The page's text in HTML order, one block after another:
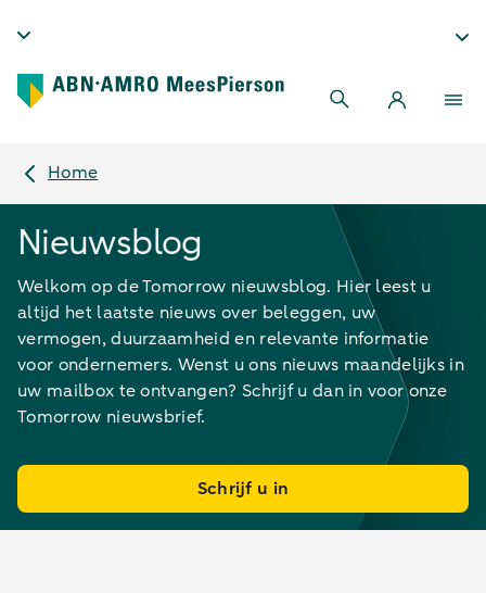
Home
Nieuwsblog
Welkom op de Tomorrow nieuwsblog. Hier leest u
altijd het laatste nieuws over beleggen, uw
vermogen, duurzaamheid en relevante informatie
voor ondernemers. Wenst u ons nieuws maandelijks in
uw mailbox te ontvangen? Schrijf u dan in voor onze
Tomorrow nieuwsbrief.
Schrijf u in